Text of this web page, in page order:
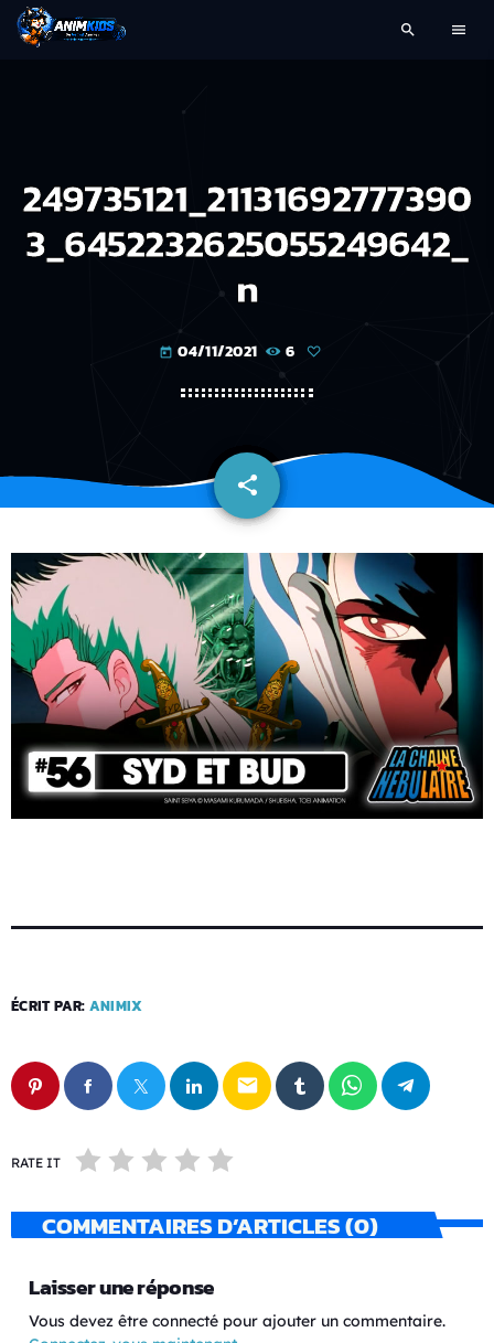
search menu
249735121_21131692777390
3_6452232625055249642_
n
today 04/11/2021 6
share
email
ÉCRIT PAR: ANIMIX
email
RATE IT
COMMENTAIRES D’ARTICLES (0)
Laisser une réponse
Vous devez être connecté pour ajouter un commentaire.